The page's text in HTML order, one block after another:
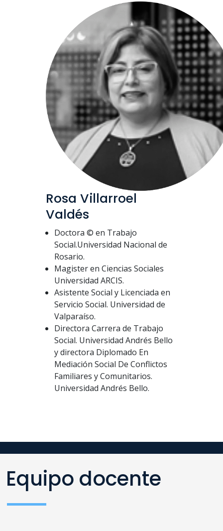
Rosa Villarroel
Valdés
Doctora © en Trabajo
Social.Universidad Nacional de
Rosario.
Magister en Ciencias Sociales
Universidad ARCIS.
Asistente Social y Licenciada en
Servicio Social. Universidad de
Valparaíso.
Directora Carrera de Trabajo
Social. Universidad Andrés Bello
y directora Diplomado En
Mediación Social De Conflictos
Familiares y Comunitarios.
Universidad Andrés Bello.
Equipo docente